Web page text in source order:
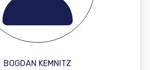
BOGDAN KEMNITZ